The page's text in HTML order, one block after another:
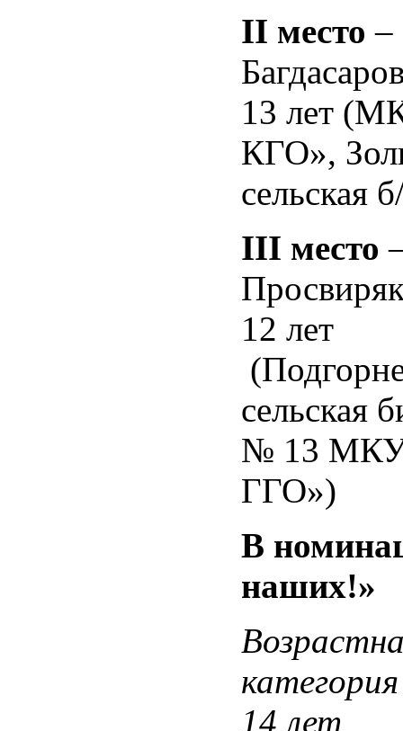
II место –
13 лет
КГО»,
сельская
III место
12 лет
сельская
№ 13
ГГО»)
В
наших!»
14 лет